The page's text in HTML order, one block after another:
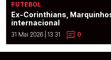
FUTEBOL
Ex-Corinthians,
internacional
31 Mai 2026 | 13:31 0